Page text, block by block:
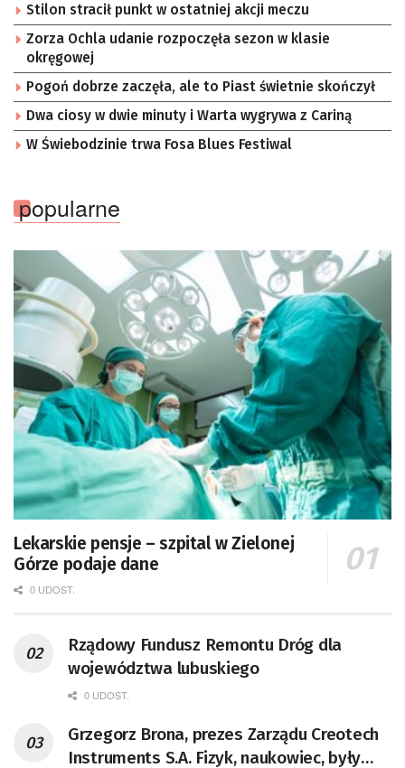
Stilon stracił punkt w ostatniej akcji meczu
Zorza Ochla udanie rozpoczęła sezon w klasie
okręgowej
Pogoń dobrze zaczęła, ale to Piast świetnie skończył
Dwa ciosy w dwie minuty i Warta wygrywa z Cariną
W Świebodzinie trwa Fosa Blues Festiwal
popularne
Lekarskie pensje – szpital w Zielonej
Górze podaje dane
0 UDOST.
Rządowy Fundusz Remontu Dróg dla
województwa lubuskiego
0 UDOST.
Grzegorz Brona, prezes Zarządu Creotech
Instruments S.A. Fizyk, naukowiec, były